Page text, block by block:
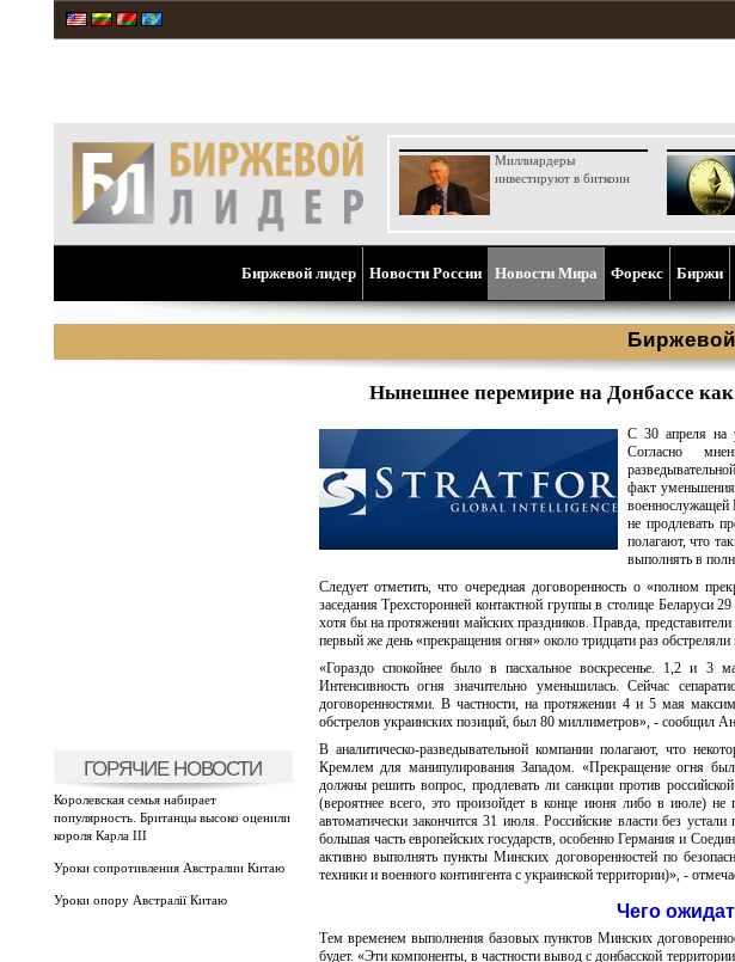
Миллиардеры
инвестируют в биткоин
Биржевой лидер Новости России Новости Мира Форекс Биржи
ГОРЯЧИЕ НОВОСТИ
Королевская семья набирает
популярность. Британцы высоко оценили
короля Карла III
Уроки сопротивления Австралии Китаю
Уроки опору Австралії Китаю
Нынешнее перемирие на Донбассе
С 30 апреля на
Согласно
факт
не продлевать
полагают, что
выполнять в
Следует отметить, что очередная договоренность о «полном
заседания Трехсторонней контактной группы в столице Беларуси
хотя бы на протяжении майских праздников. Правда,
первый же день «прекращения огня» около тридцати раз обстреляли
«Гораздо спокойнее было в пасхальное воскресенье. 1,2 и 3
Интенсивность огня значительно уменьшилась. Сейчас
договоренностями. В частности, на протяжении 4 и 5 мая
обстрелов украинских позиций, был 80 миллиметров», - сообщил
В аналитическо-разведывательной компании полагают, что
Кремлем для манипулирования Западом. «Прекращение огня
должны решить вопрос, продлевать ли санкции против
(вероятнее всего, это произойдет в конце июня либо в июле) не
автоматически закончится 31 июля. Российские власти без
большая часть европейских государств, особенно Германия и
активно выполнять пункты Минских договоренностей по
техники и военного контингента с украинской территории)», -
Чего
Тем временем выполнения базовых пунктов Минских
будет. «Эти компоненты, в частности вывод с донбасской